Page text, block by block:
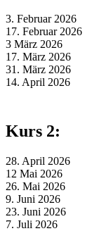
3. Februar 2026
17. Februar 2026
3 März 2026
17. März 2026
31. März 2026
14. April 2026
Kurs 2:
28. April 2026
12 Mai 2026
26. Mai 2026
9. Juni 2026
23. Juni 2026
7. Juli 2026